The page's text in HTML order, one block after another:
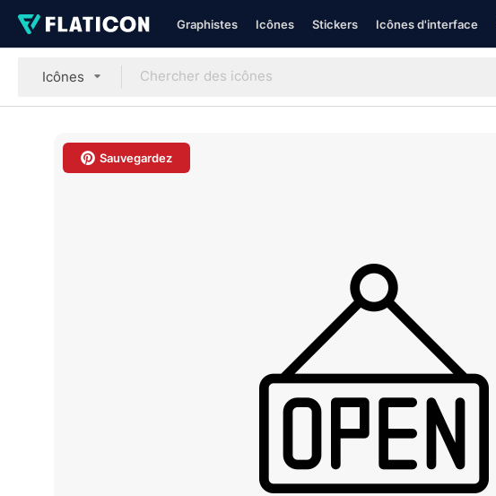
Graphistes Icônes Stickers Icônes d'interface
Icônes
Sauvegardez